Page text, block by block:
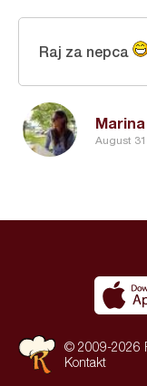
August
Raj za nepca
© 2009-2026
Kontakt